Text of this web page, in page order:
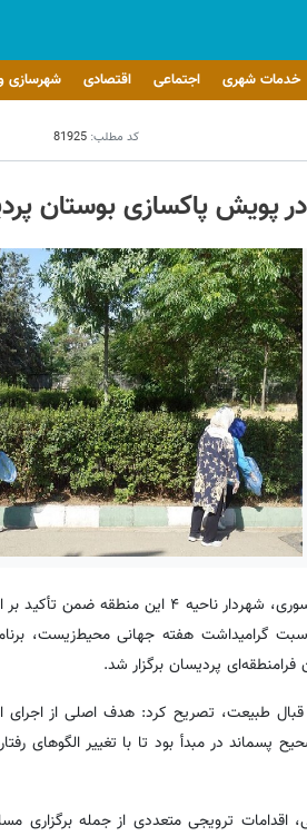
خدمات شهری اجتماعی اقتصادی شهرسازی
کد مطلب: 81925
به نقل از روابط‌عمومی شهرداری منطقه ۲، سید سلمان سوری،
گرامیداشت هفته جهانی محیط‌زیست،
پردیسان برگزار شد.
طبیعت، تصریح کرد: هدف اصلی از اجرای
در مبدأ بود تا با تغییر الگوهای
زیست‌محیطی، اقدامات ترویجی متعددی از جمله